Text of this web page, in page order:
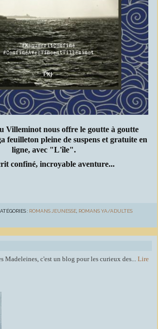
Madeleines, c'est un blog pour les curieux des...
Lire
Villeminot nous offre le goutte à goutte
feuilleton pleine de suspens et gratuite en
ligne, avec "L'île".
confiné, incroyable aventure...
: ROMANS JEUNESSE, ROMANS YA/ADULTES